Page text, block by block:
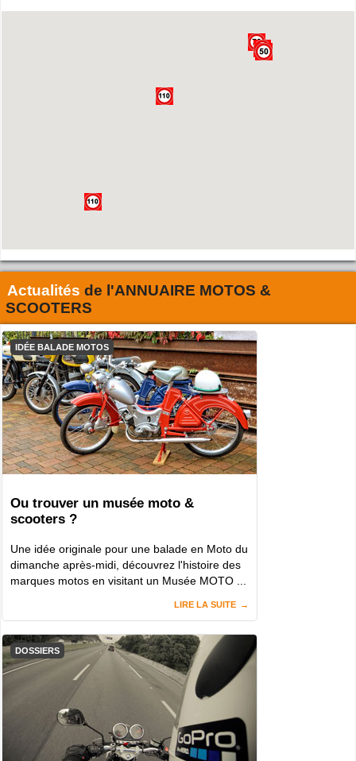
Actualités de l'ANNUAIRE MOTOS &
SCOOTERS
IDÉE BALADE MOTOS
Ou trouver un musée moto &
scooters ?
Une idée originale pour une balade en Moto du
dimanche après-midi, découvrez l'histoire des
marques motos en visitant un Musée MOTO ...
LIRE LA SUITE
DOSSIERS